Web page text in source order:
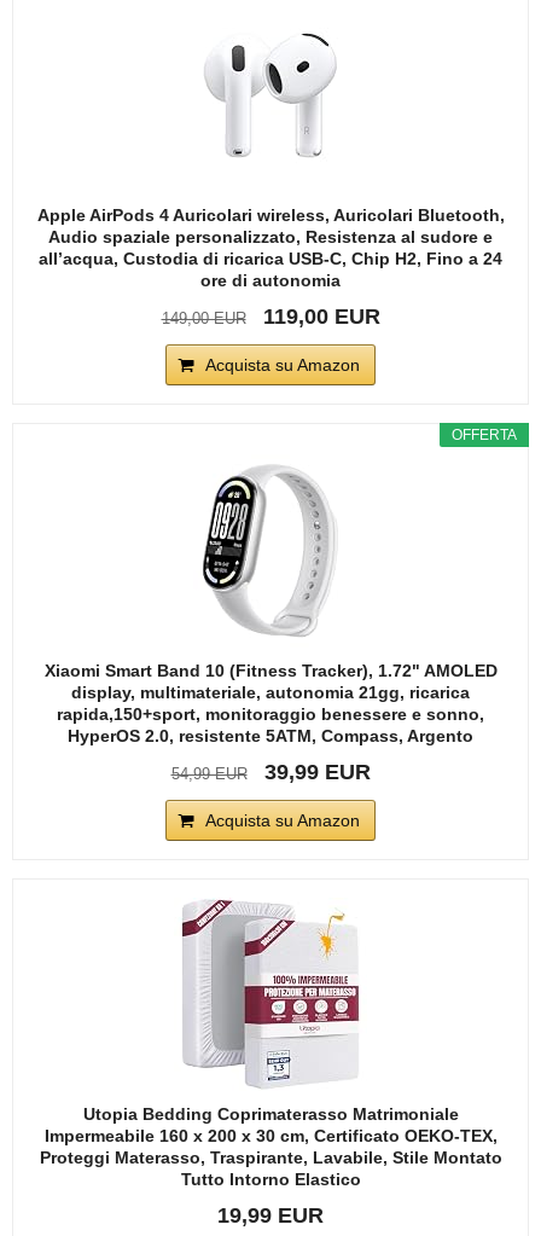
Apple AirPods 4 Auricolari wireless, Auricolari Bluetooth,
Audio spaziale personalizzato, Resistenza al sudore e
all’acqua, Custodia di ricarica USB-C, Chip H2, Fino a 24
ore di autonomia
149,00 EUR 119,00 EUR
Acquista su Amazon
OFFERTA
Xiaomi Smart Band 10 (Fitness Tracker), 1.72" AMOLED
display, multimateriale, autonomia 21gg, ricarica
rapida,150+sport, monitoraggio benessere e sonno,
HyperOS 2.0, resistente 5ATM, Compass, Argento
54,99 EUR 39,99 EUR
Acquista su Amazon
Utopia Bedding Coprimaterasso Matrimoniale
Impermeabile 160 x 200 x 30 cm, Certificato OEKO-TEX,
Proteggi Materasso, Traspirante, Lavabile, Stile Montato
Tutto Intorno Elastico
19,99 EUR